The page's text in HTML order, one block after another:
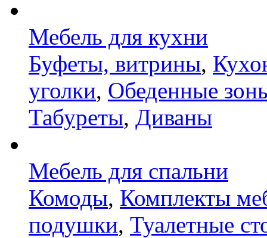
Мебель для кухни
Буфеты, витрины,
уголки, Обеденные
Табуреты, Диваны
Мебель для спальни
Комоды, Комплекты
подушки, Туалетные